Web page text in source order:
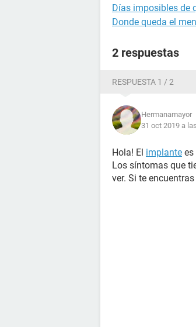
Días imposibles de
Donde queda el
2 respuestas
RESPUESTA 1 / 2
Hermanamayor
31 oct 2019 a
Hola! El implante es
Los síntomas que
ver. Si te